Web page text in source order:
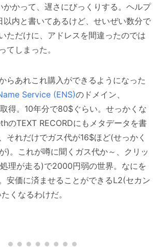
かかって、遅さにびっくりする。ヘルプ
内と書いてあるけど、せいぜい数分で
ただけに、アドレスを間違ったのでは
てしまった。
らあれこれ購入ができるようになった
Service (ENS)のドメイン、
得。10年分で80$ぐらい。せっかくな
のTEXT RECORDにもメタデータを書
それだけでガス代が16$ほど(せっかく
)。これが噂に聞くガス代か～、クリッ
理が走る)で2000円弱の世界。なにを
安価に済ませることができるL2(セカン
くなるわけだ。